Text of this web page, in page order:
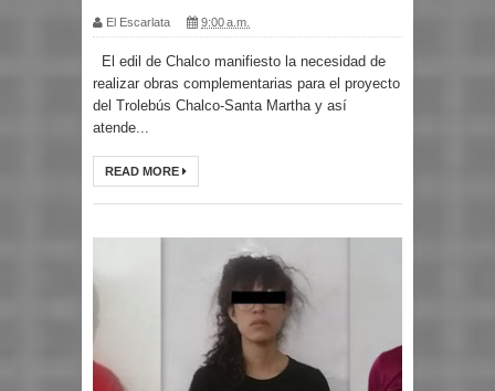
El Escarlata 9:00 a.m.
El edil de Chalco manifiesto la necesidad de
realizar obras complementarias para el proyecto
del Trolebús Chalco-Santa Martha y así
atende...
READ MORE